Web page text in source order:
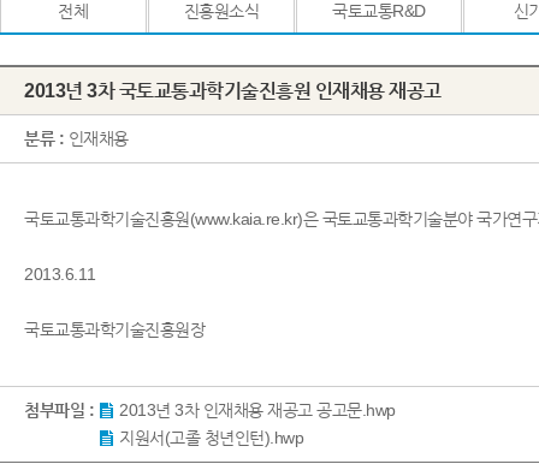
전체 진흥원소식 국토교통R&D 신
2013년 3차 국토교통과학기술진흥원 인재채용 재공고
분류 : 인재채용
국토교통과학기술진흥원(www.kaia.re.kr)은 국토교통과학기술분야 국가연
2013.6.11
국토교통과학기술진흥원장
첨부파일 :
2013년 3차 인재채용 재공고 공고문.hwp
지원서(고졸 청년인턴).hwp